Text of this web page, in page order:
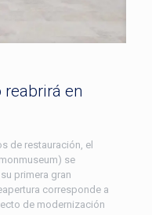
en
de restauración, el
se
primera gran
corresponde a
de modernización